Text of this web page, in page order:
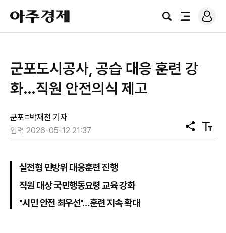
아
주
경
검
전
로
그
군포도시공사, 공습 대응 훈련 강
화…직원 안전의식 제고
군포=박재천 기자
입력 2026-05-12 21:37
공
유
텍
스
실전형 민방위 대응훈련 진행
직원 대상 국민행동요령 교육 강화
"시민 안전 최우선"…훈련 지속 확대